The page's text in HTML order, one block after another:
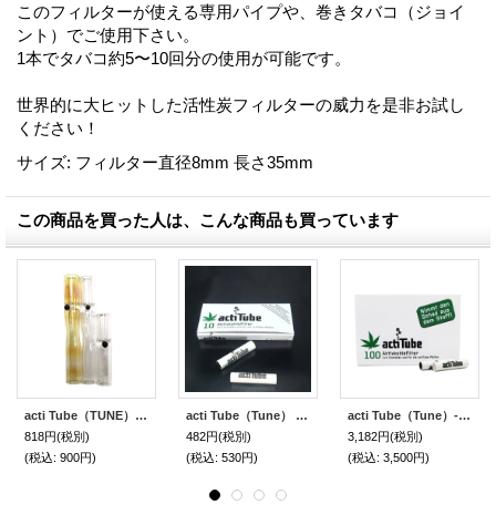
このフィルターが使える専用パイプや、巻きタバコ（ジョイ
ント）でご使用下さい。
1本でタバコ約5〜10回分の使用が可能です。
世界的に大ヒットした活性炭フィルターの威力を是非お試し
ください！
サイズ: フィルター直径8mm 長さ35mm
この商品を買った人は、こんな商品も買っています
acti Tube（TUNE）グラスヒッター
818円(税別)
(税込: 900円)
acti Tube（Tune） - 活性炭フィルター【レギュラーサイズ】10本入り
482円(税別)
(税込: 530円)
acti Tube（Tune）- 活性炭フィルター【レギュラーサイズ】100本入り
3,182円(税別)
(税込: 3,500円)